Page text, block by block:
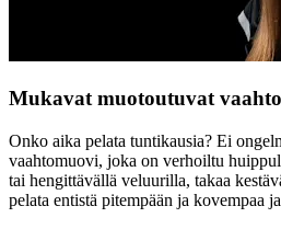
Mukavat muotoutuvat
Onko aika pelata tuntikausia? Ei
vaahtomuovi, joka on verhoiltu
tai hengittävällä veluurilla, takaa
pelata entistä pitempään ja kovempaa